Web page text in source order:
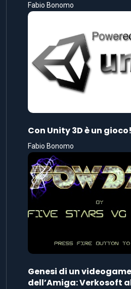
Fabio Bonomo
Con Unity 3D è un gioco!
Fabio Bonomo
Genesi di un
dell’Amiga: Verkosoft